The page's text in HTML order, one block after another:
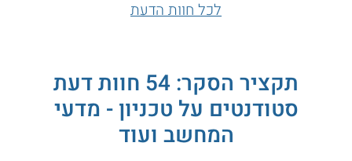
לכל חוות הדעת
תקציר הסקר: 54 חוות דעת
סטודנטים על טכניון - מדעי
המחשב ועוד